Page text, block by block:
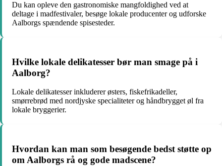
Du kan opleve den gastronomiske mangfoldighed ved at
deltage i madfestivaler, besøge lokale producenter og udforske
Aalborgs spændende spisesteder.
Hvilke lokale delikatesser bør man smage på i
Aalborg?
Lokale delikatesser inkluderer østers, fiskefrikadeller,
smørrebrød med nordjyske specialiteter og håndbrygget øl fra
lokale bryggerier.
Hvordan kan man som besøgende bedst støtte op
om Aalborgs rå og gode madscene?